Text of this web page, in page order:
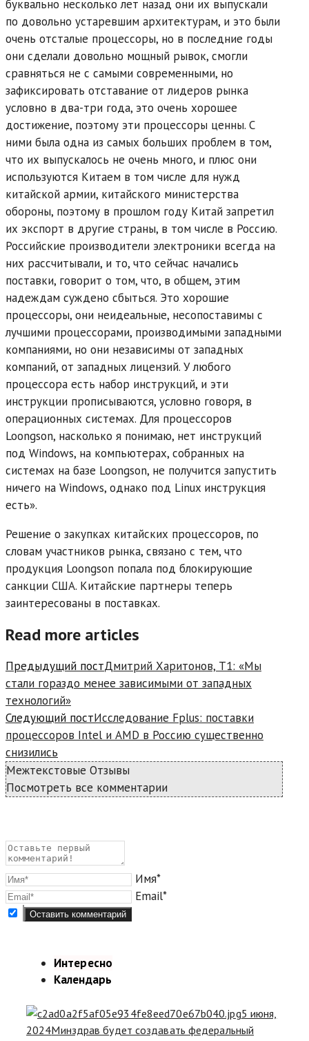
буквально несколько лет назад они их выпускали
по довольно устаревшим архитектурам, и это были
очень отсталые процессоры, но в последние годы
они сделали довольно мощный рывок, смогли
сравняться не с самыми современными, но
зафиксировать отставание от лидеров рынка
условно в два-три года, это очень хорошее
достижение, поэтому эти процессоры ценны. С
ними была одна из самых больших проблем в том,
что их выпускалось не очень много, и плюс они
используются Китаем в том числе для нужд
китайской армии, китайского министерства
обороны, поэтому в прошлом году Китай запретил
их экспорт в другие страны, в том числе в Россию.
Российские производители электроники всегда на
них рассчитывали, и то, что сейчас начались
поставки, говорит о том, что, в общем, этим
надеждам суждено сбыться. Это хорошие
процессоры, они неидеальные, несопоставимы с
лучшими процессорами, производимыми западными
компаниями, но они независимы от западных
компаний, от западных лицензий. У любого
процессора есть набор инструкций, и эти
инструкции прописываются, условно говоря, в
операционных системах. Для процессоров
Loongson, насколько я понимаю, нет инструкций
под Windows, на компьютерах, собранных на
системах на базе Loongson, не получится запустить
ничего на Windows, однако под Linux инструкция
есть».
Решение о закупках китайских процессоров, по
словам участников рынка, связано с тем, что
продукция Loongson попала под блокирующие
санкции США. Китайские партнеры теперь
заинтересованы в поставках.
Read more articles
Предыдущий постДмитрий Харитонов, Т1: «Мы
стали гораздо менее зависимыми от западных
технологий»
Следующий постИсследование Fplus: поставки
процессоров Intel и AMD в Россию существенно
снизились
Межтекстовые Отзывы
Посмотреть все комментарии
Имя*
Email*
Интересно
Календарь
5 июня,
2024Минздрав будет создавать федеральный